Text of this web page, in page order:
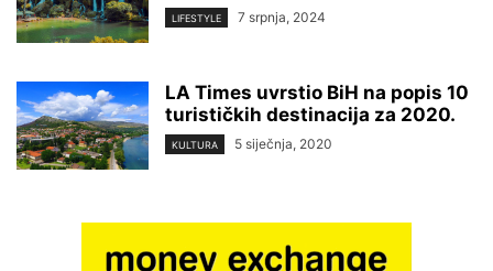
LIFESTYLE 7 srpnja, 2024
LA Times uvrstio BiH na popis 10
turističkih destinacija za 2020.
KULTURA 5 siječnja, 2020